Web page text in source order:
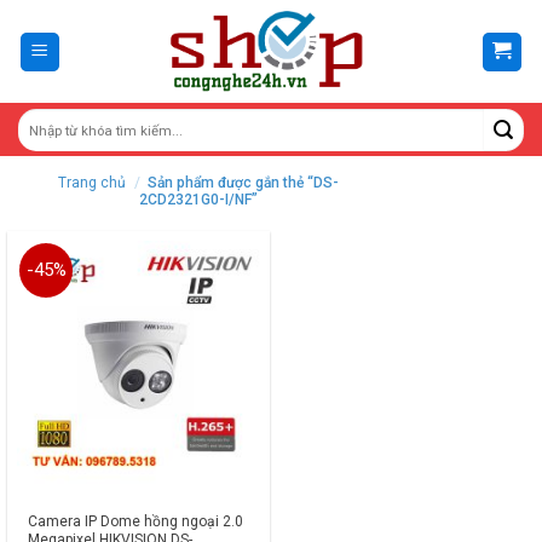
content
Trang chủ / Sản phẩm được gắn thẻ “DS-
2CD2321G0-I/NF”
-45%
Camera IP Dome hồng ngoại 2.0